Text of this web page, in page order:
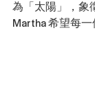
為「太陽」，象
Martha 希望每